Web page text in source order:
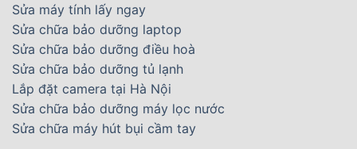
Sửa máy tính lấy ngay
Sửa chữa bảo dưỡng laptop
Sửa chữa bảo dưỡng điều hoà
Sửa chữa bảo dưỡng tủ lạnh
Lắp đặt camera tại Hà Nội
Sửa chữa bảo dưỡng máy lọc nước
Sửa chữa máy hút bụi cầm tay